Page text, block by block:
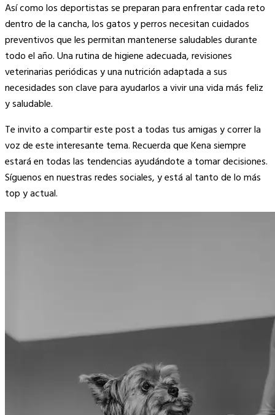
Así como los deportistas se preparan para enfrentar cada reto
dentro de la cancha, los gatos y perros necesitan cuidados
preventivos que les permitan mantenerse saludables durante
todo el año. Una rutina de higiene adecuada, revisiones
veterinarias periódicas y una nutrición adaptada a sus
necesidades son clave para ayudarlos a vivir una vida más feliz
y saludable.
Te invito a compartir este post a todas tus amigas y correr la
voz de este interesante tema. Recuerda que Kena siempre
estará en todas las tendencias ayudándote a tomar decisiones.
Síguenos en nuestras redes sociales, y está al tanto de lo más
top y actual.